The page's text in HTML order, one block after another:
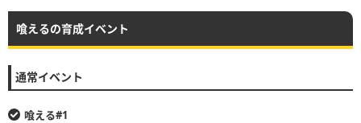
喰えるの育成イベント
通常イベント
喰える#1